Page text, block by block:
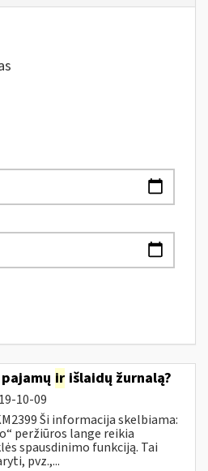
ir išlaidų žurnalą?
10-09
Ši informacija skelbiama:
peržiūros lange reikia
spausdinimo funkciją. Tai
pvz.,...